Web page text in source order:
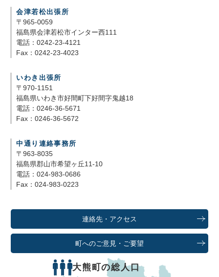
会津若松出張所
〒965-0059
福島県会津若松市インター西111
電話：0242-23-4121
Fax：0242-23-4023
いわき出張所
〒970-1151
福島県いわき市好間町下好間字鬼越18
電話：0246-36-5671
Fax：0246-36-5672
中通り連絡事務所
〒963-8035
福島県郡山市希望ヶ丘11-10
電話：024-983-0686
Fax：024-983-0223
連絡先・アクセス
町へのご意見・ご要望
大熊町の総人口